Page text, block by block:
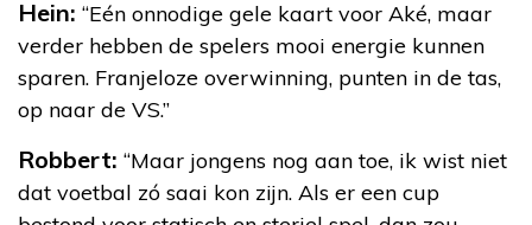
Hein: “Eén onnodige gele kaart voor Aké, maar
verder hebben de spelers mooi energie kunnen
sparen. Franjeloze overwinning, punten in de tas,
op naar de VS.”
Robbert: “Maar jongens nog aan toe, ik wist niet
dat voetbal zó saai kon zijn. Als er een cup